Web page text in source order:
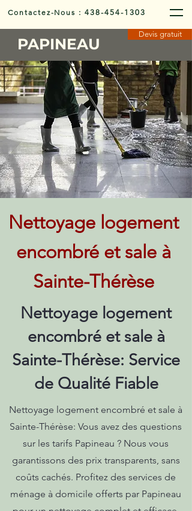
Contactez-Nous :438-454-1303
PAPINEAU
Devis gratuit
Nettoyage logement
encombré et sale à
Sainte-Thérèse
Nettoyage logement
encombré et sale à
Sainte-Thérèse: Service
de Qualité Fiable
Nettoyage logement encombré et sale à
Sainte-Thérèse: Vous avez des questions
sur les tarifs Papineau ? Nous vous
garantissons des prix transparents, sans
coûts cachés. Profitez des services de
ménage à domicile offerts par Papineau